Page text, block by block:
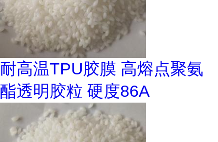
耐高温TPU胶膜 高熔点聚氨
酯透明胶粒 硬度86A